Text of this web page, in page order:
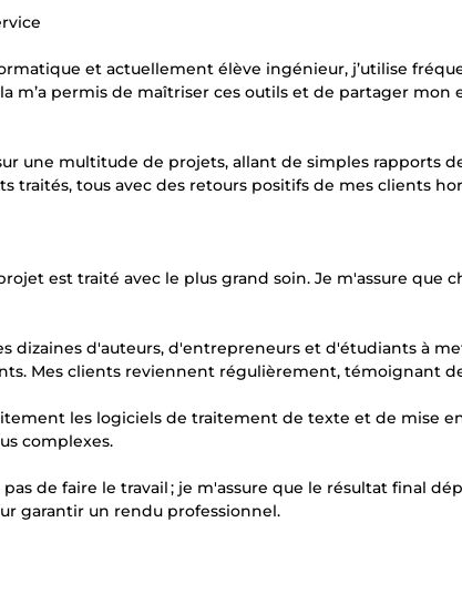
et actuellement élève ingénieur, j’utilise
m’a permis de maîtriser ces outils et de partager mon
une multitude de projets, allant de simples rapports
traités, tous avec des retours positifs de mes clients
est traité avec le plus grand soin. Je m'assure que
dizaines d'auteurs, d'entrepreneurs et d'étudiants à
Mes clients reviennent régulièrement, témoignant
les logiciels de traitement de texte et de mise
complexes.
de faire le travail ; je m'assure que le résultat final
garantir un rendu professionnel.